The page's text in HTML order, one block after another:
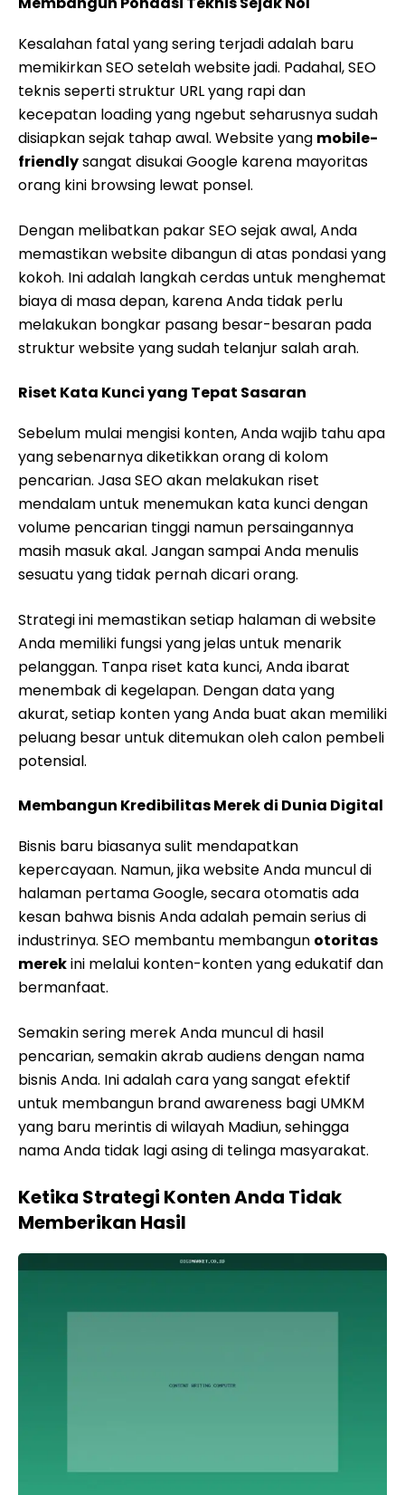
Kesalahan fatal yang sering terjadi adalah baru
memikirkan SEO setelah website jadi. Padahal, SEO
teknis seperti struktur URL yang rapi dan
kecepatan loading yang ngebut seharusnya sudah
disiapkan sejak tahap awal. Website yang mobile-
friendlysangat disukai Google karena mayoritas
orang kini browsing lewat ponsel.
Dengan melibatkan pakar SEO sejak awal, Anda
memastikan website dibangun di atas pondasi yang
kokoh. Ini adalah langkah cerdas untuk menghemat
biaya di masa depan, karena Anda tidak perlu
melakukan bongkar pasang besar-besaran pada
struktur website yang sudah telanjur salah arah.
Riset Kata Kunci yang Tepat Sasaran
Sebelum mulai mengisi konten, Anda wajib tahu apa
yang sebenarnya diketikkan orang di kolom
pencarian. Jasa SEO akan melakukan riset
mendalam untuk menemukan kata kunci dengan
volume pencarian tinggi namun persaingannya
masih masuk akal. Jangan sampai Anda menulis
sesuatu yang tidak pernah dicari orang.
Strategi ini memastikan setiap halaman di website
Anda memiliki fungsi yang jelas untuk menarik
pelanggan. Tanpa riset kata kunci, Anda ibarat
menembak di kegelapan. Dengan data yang
akurat, setiap konten yang Anda buat akan memiliki
peluang besar untuk ditemukan oleh calon pembeli
potensial.
Membangun Kredibilitas Merek di Dunia Digital
Bisnis baru biasanya sulit mendapatkan
kepercayaan. Namun, jika website Anda muncul di
halaman pertama Google, secara otomatis ada
kesan bahwa bisnis Anda adalah pemain serius di
industrinya. SEO membantu membangun otoritas
merekini melalui konten-konten yang edukatif dan
bermanfaat.
Semakin sering merek Anda muncul di hasil
pencarian, semakin akrab audiens dengan nama
bisnis Anda. Ini adalah cara yang sangat efektif
untuk membangun brand awareness bagi UMKM
yang baru merintis di wilayah Madiun, sehingga
nama Anda tidak lagi asing di telinga masyarakat.
Ketika Strategi Konten Anda Tidak
Memberikan Hasil